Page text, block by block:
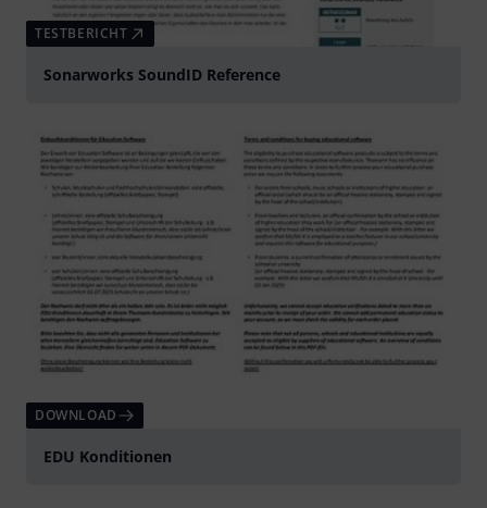
TESTBERICHT
Sonarworks SoundID Reference
DOWNLOAD
EDU Konditionen